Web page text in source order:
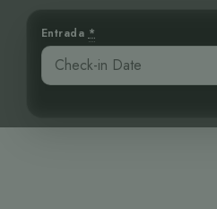
Entrada *